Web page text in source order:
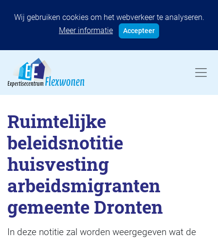
Wij gebruiken cookies om het webverkeer te analyseren.
Meer informatie
Accepteer
Ruimtelijke
beleidsnotitie
huisvesting
arbeidsmigranten
gemeente Dronten
In deze notitie zal worden weergegeven wat de